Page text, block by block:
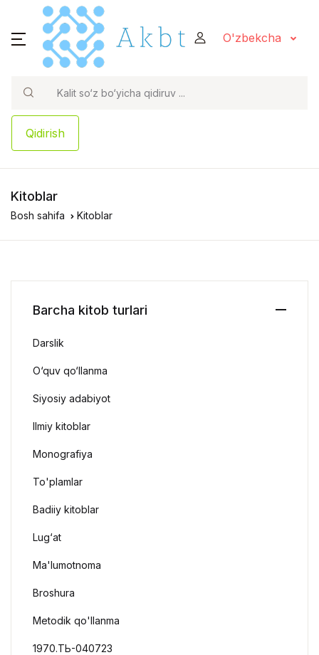
O'zbekcha
Qidirish
Kitoblar
Bosh sahifa Kitoblar
Barcha kitob turlari
Darslik
O‘quv qo‘llanma
Siyosiy adabiyot
Ilmiy kitoblar
Monografiya
To'plamlar
Badiiy kitoblar
Lug‘at
Ma'lumotnoma
Broshura
Metodik qo'llanma
1970.ТЬ-040723